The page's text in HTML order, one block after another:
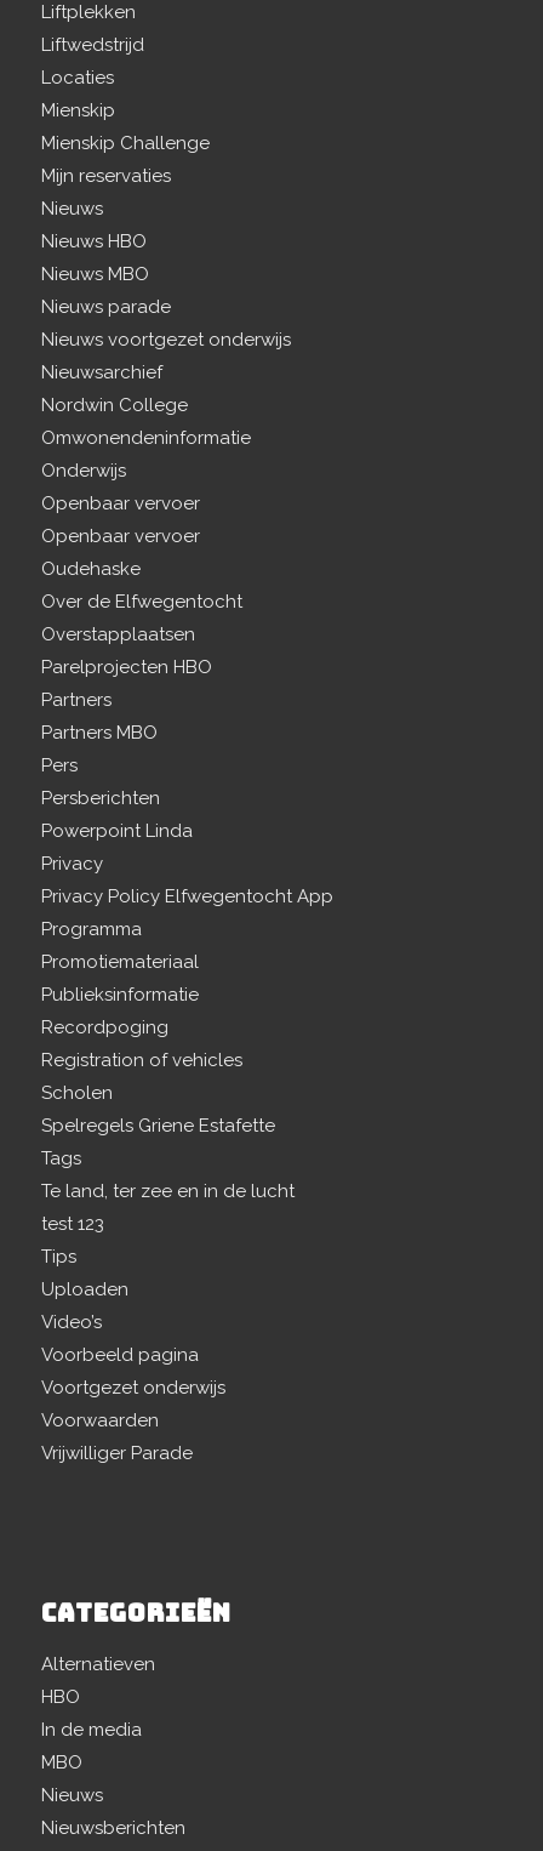
Liftplekken
Liftwedstrijd
Locaties
Mienskip
Mienskip Challenge
Mijn reservaties
Nieuws
Nieuws HBO
Nieuws MBO
Nieuws parade
Nieuws voortgezet onderwijs
Nieuwsarchief
Nordwin College
Omwonendeninformatie
Onderwijs
Openbaar vervoer
Openbaar vervoer
Oudehaske
Over de Elfwegentocht
Overstapplaatsen
Parelprojecten HBO
Partners
Partners MBO
Pers
Persberichten
Powerpoint Linda
Privacy
Privacy Policy Elfwegentocht App
Programma
Promotiemateriaal
Publieksinformatie
Recordpoging
Registration of vehicles
Scholen
Spelregels Griene Estafette
Tags
Te land, ter zee en in de lucht
test 123
Tips
Uploaden
Video’s
Voorbeeld pagina
Voortgezet onderwijs
Voorwaarden
Vrijwilliger Parade
CATEGORIEËN
Alternatieven
HBO
In de media
MBO
Nieuws
Nieuwsberichten